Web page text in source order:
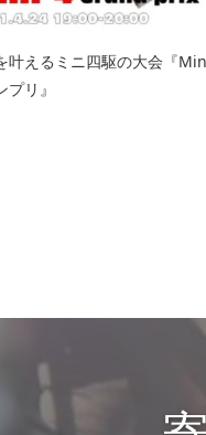
叶えるミニ四駆の大会『
プリ』